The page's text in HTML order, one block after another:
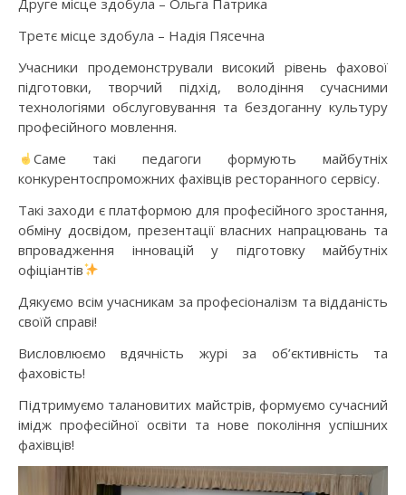
Третє місце здобула – Надія Пясечна
Учасники продемонстрували високий рівень фахової
підготовки, творчий підхід, володіння сучасними
технологіями обслуговування та бездоганну культуру
професійного мовлення.
Саме такі педагоги формують майбутніх
конкурентоспроможних фахівців ресторанного сервісу.
Такі заходи є платформою для професійного зростання,
обміну досвідом, презентації власних напрацювань та
впровадження інновацій у підготовку майбутніх
офіціантів
Дякуємо всім учасникам за професіоналізм та відданість
своїй справі!
Висловлюємо вдячність журі за об’єктивність та
фаховість!
Підтримуємо талановитих майстрів, формуємо сучасний
імідж професійної освіти та нове покоління успішних
фахівців!